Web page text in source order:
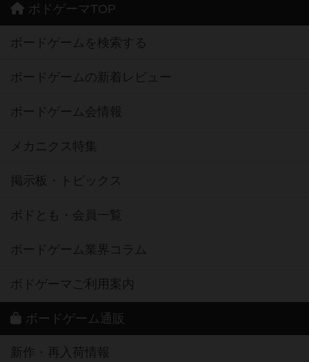
ボドゲーマTOP
ボードゲームを検索する
ボードゲームの新着レビュー
ボードゲーム会情報
メカニクス特集
掲示板・トピックス
ボドとも・会員一覧
ボードゲーム業界コラム
ボドゲーマご利用案内
ボードゲーム通販
新作・再入荷情報